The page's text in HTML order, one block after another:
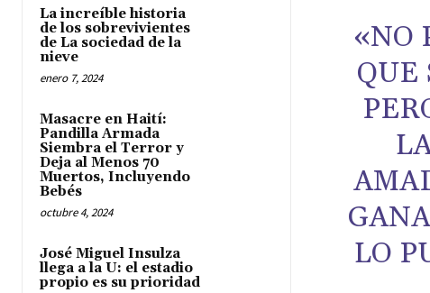
La increíble historia
de los sobrevivientes
de La sociedad de la
nieve
enero 7, 2024
Masacre en Haití:
Pandilla Armada
Siembra el Terror y
Deja al Menos 70
Muertos, Incluyendo
Bebés
octubre 4, 2024
José Miguel Insulza
llega a la U: el estadio
propio es su prioridad
«NO
QUE
LO